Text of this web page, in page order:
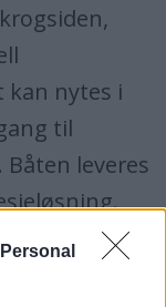
kan nytes i
til
leveres